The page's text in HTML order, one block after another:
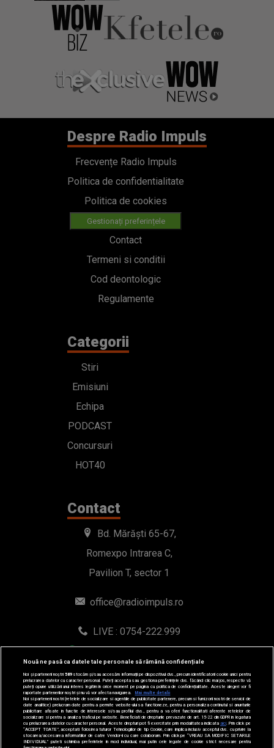
Despre Radio Impuls
Frecvențe Radio Impuls
Politica de confidentialitate
Politica de cookies
Gestionați preferințele
Contact
Termeni si conditii
Cod deontologic
Regulamente
Categorii
Stiri
Emisiuni
Echipa
PODCAST
Concursuri
HOT40
Contact
Bd. Mărăști 65-67,
Romexpo Intrarea C,
Pavilion T, sector 1
office@radioimpuls.ro
LIVE : 0754-222.999
WhatsApp: 0754-222.999
Nouă ne pasă ca datele tale personale să rămână confidențiale
Noi și partenerii noștri589stocăm și/sau accesăm informații pe dispozitivul dvs., precum identificatorii cookie unici pentru
prelucrarea datelor cu caracter personal. Puteți accepta sau gestiona preferințele dvs. făcând clic mai jos, respectiv vă
puteți opune utilizării unui interes legitim în orice moment pe pagina cu politica de confidențialitate. Aceste alegeri vor fi
raportate partenerilor noștri și nu vă vor afecta navigarea.
Mai multe detalii
Noi si partenerii nostri (retelele de socializare si agentiile de publicitate partenere, precum si furnizorii nostri de servicii de
date analitice) prelucram date pentru a permite website-ului sa functioneze, pentru a personaliza continutul si anunturile
publicitare afisate in functie de interesele si/sau profilul dvs., pentru a va oferi functionalitati aferente retelelor de
socializare si pentru a analiza traficul pe website. Beneficiati de drepturile prevazute de art. 15-22 din GDPR in legatura
cu prelucrarea datelor cu caracter personal. Aceste drepturi pot fi exercitate prin modalitatea indicataaici . Prin click pe
“ACCEPT TOATE”, acceptati folosirea tuturor Tehnologiilor de tip Cookie, care implica inclusiv acceptul dvs. cu privire la
stocarea/accesarea informatiilor de catre Vendor-ii cu care colaboram. Prin click pe “VREAU SA MODIFIC SETARILE
INDIVIDUAL” puteti schimba preferintele in mod individual, mai putin cele legate de cookie strict necesare pentru